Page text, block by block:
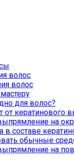
волос
волос
для волос?
от кератинового
на
составе
обычные
на